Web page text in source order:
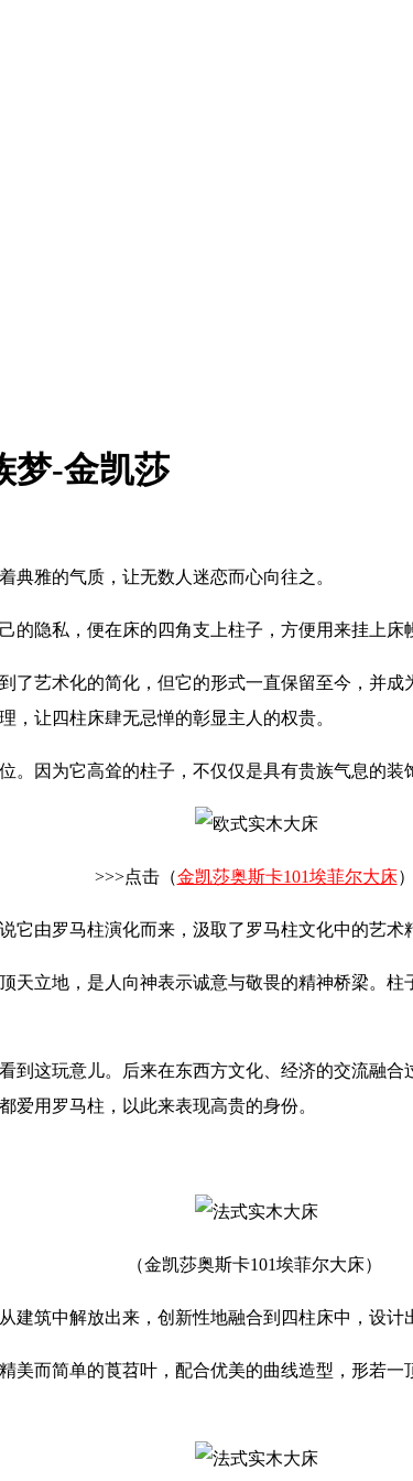
梦-金凯莎
典雅的气质，让无数人迷恋而心向往之。
的隐私，便在床的四角支上柱子，方便用来挂上床
了艺术化的简化，但它的形式一直保留至今，并
，让四柱床肆无忌惮的彰显主人的权贵。
因为它高耸的柱子，不仅仅是具有贵族气息的装
>>>点击（金凯莎奥斯卡101埃菲尔大床）
由罗马柱演化而来，汲取了罗马柱文化中的艺术
天立地，是人向神表示诚意与敬畏的精神桥梁。
到这玩意儿。后来在东西方文化、经济的交流融
爱用罗马柱，以此来表现高贵的身份。
（金凯莎奥斯卡101埃菲尔大床）
筑中解放出来，创新性地融合到四柱床中，设计
美而简单的莨苕叶，配合优美的曲线造型，形若